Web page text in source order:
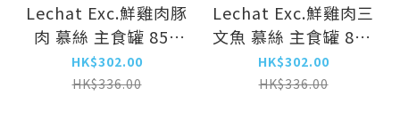
Lechat Exc.鮮雞肉豚
肉 慕絲 主食罐 85g
(LE-0950) x24
HK$302.00
HK$336.00
Lechat Exc.鮮雞肉三
文魚 慕絲 主食罐 85g
(LE-0943) x24
HK$302.00
HK$336.00